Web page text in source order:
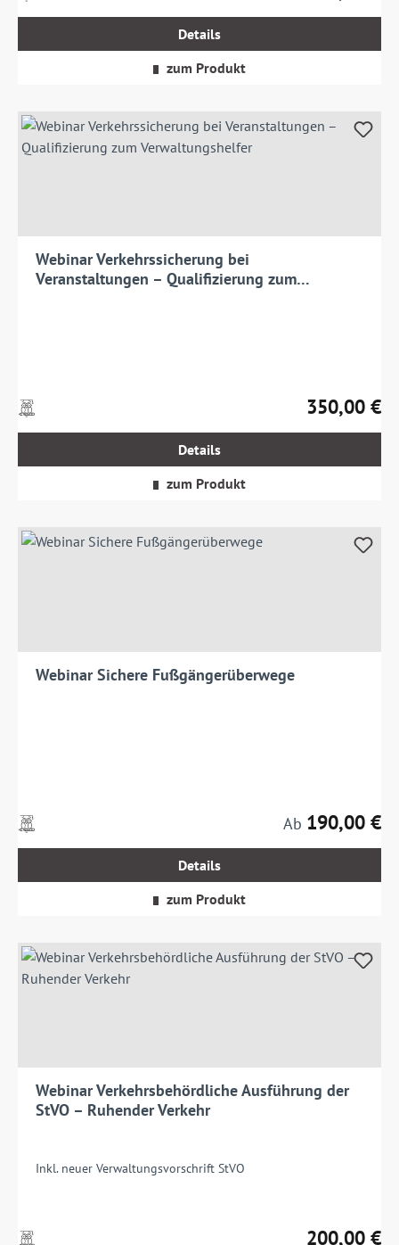
inkl.
Details
zum Produkt
Webinar Verkehrssicherung bei
Veranstaltungen – Qualifizierung zum
Regulärer
350,00 €
Preise
inkl.
Details
zum Produkt
Webinar Sichere Fußgängerüberwege
Regulärer Preis:
Ab 190,00 €
Preise
inkl.
Details
zum Produkt
Webinar Verkehrsbehördliche Ausführung der
StVO – Ruhender Verkehr
Inkl. neuer Verwaltungsvorschrift StVO
Regulärer
200,00 €
Preise